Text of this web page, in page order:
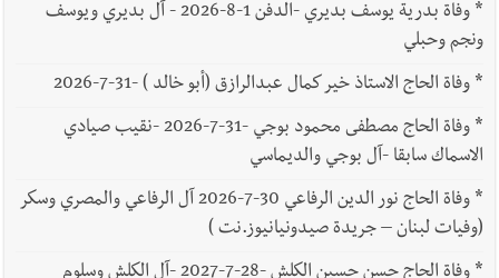
*
وفاة بدرية يوسف بديري -الدفن 1-8-2026 - آل بديري ويوسف
ونجم وحبلي
*وفاة الحاج الاستاذ خير كمال عبدالرازق (أبو خالد ) -31-7-2026
*
وفاة الحاج مصطفى محمود بوجي -31-7-2026 -نقيب صيادي
الاسماك سابقا -آل بوجي والديماسي
*
وفاة الحاج نور الدين الرفاعي 30-7-2026 آل الرفاعي والمصري وسكر
(وفيات لبنان – جريدة صيدونيانيوز.نت )
*
وفاة الحاج حسن حسين الكلش -28-7-2027 -آل الكلش وسلوم